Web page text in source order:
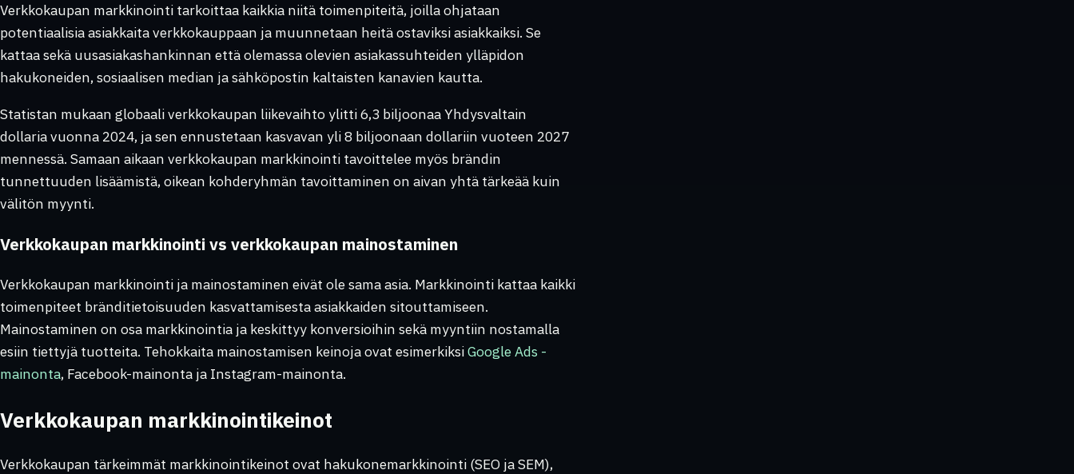
Verkkokaupan markkinointi tarkoittaa kaikkia niitä toimenpiteitä, joilla ohjataan
potentiaalisia asiakkaita verkkokauppaan ja muunnetaan heitä ostaviksi asiakkaiksi. Se
kattaa sekä uusasiakashankinnan että olemassa olevien asiakassuhteiden ylläpidon
hakukoneiden, sosiaalisen median ja sähköpostin kaltaisten kanavien kautta.
Statistan mukaan globaali verkkokaupan liikevaihto ylitti 6,3 biljoonaa Yhdysvaltain
dollaria vuonna 2024, ja sen ennustetaan kasvavan yli 8 biljoonaan dollariin vuoteen 2027
mennessä. Samaan aikaan verkkokaupan markkinointi tavoittelee myös brändin
tunnettuuden lisäämistä, oikean kohderyhmän tavoittaminen on aivan yhtä tärkeää kuin
välitön myynti.
Verkkokaupan markkinointi vs verkkokaupan mainostaminen
Verkkokaupan markkinointi ja mainostaminen eivät ole sama asia. Markkinointi kattaa kaikki
toimenpiteet bränditietoisuuden kasvattamisesta asiakkaiden sitouttamiseen.
Mainostaminen on osa markkinointia ja keskittyy konversioihin sekä myyntiin nostamalla
esiin tiettyjä tuotteita. Tehokkaita mainostamisen keinoja ovat esimerkiksiGoogle Ads -
mainonta, Facebook-mainonta ja Instagram-mainonta.
Verkkokaupan markkinointikeinot
Verkkokaupan tärkeimmät markkinointikeinot ovat hakukonemarkkinointi (SEO ja SEM),